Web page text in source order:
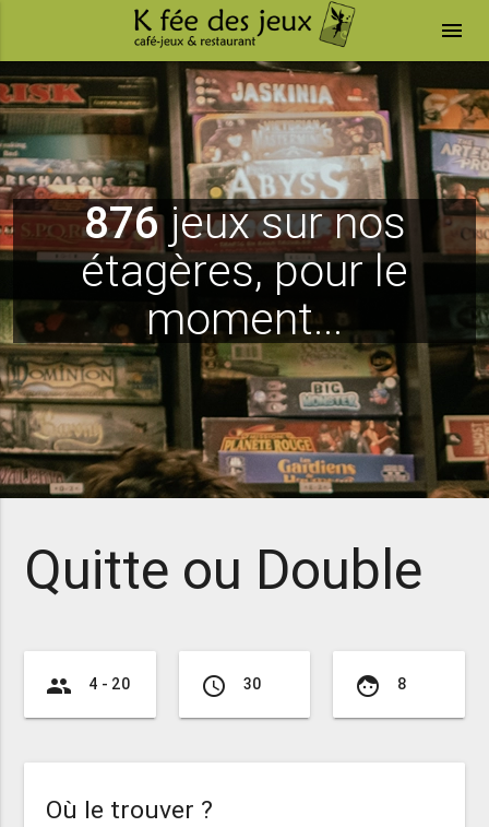
menu
876jeux sur nos
étagères, pour le
moment...
Quitte ou Double
group 4 - 20 access_time 30 face 8
Où le trouver ?